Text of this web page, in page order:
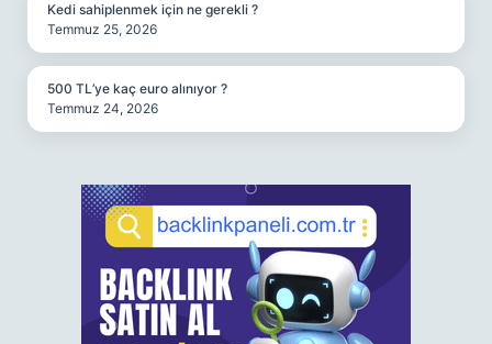
Kedi sahiplenmek için ne gerekli ?
Temmuz 25, 2026
500 TL’ye kaç euro alınıyor ?
Temmuz 24, 2026